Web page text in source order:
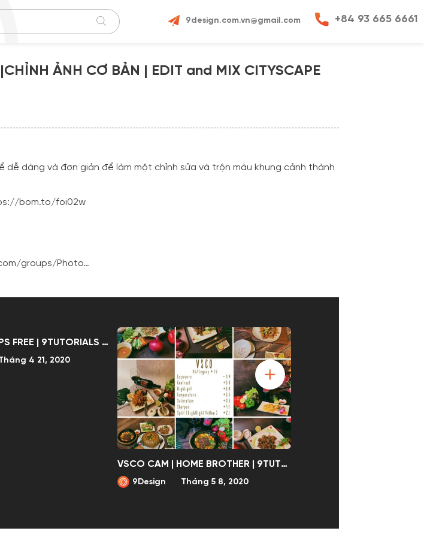
9design.com.vn@gmail.com +84 93 665 6661
ẢNH CƠ BẢN | EDIT and MIX CITYSCAPE
dàng và đơn giản để làm một chỉnh sửa và trộn màu khung cảnh thành
bom.to/foi02w
groups/Photo…
✰VINTAGE APPS FREE | 9TUTORIALS ✰
4 21, 2020
VSCO CAM | HOME BROTHER | 9TUTORIAL
9Design Tháng 5 8, 2020